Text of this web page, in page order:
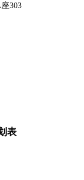
303
表